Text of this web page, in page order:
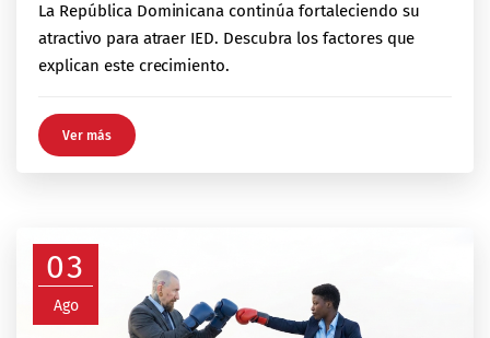
La República Dominicana continúa fortaleciendo su
atractivo para atraer IED. Descubra los factores que
explican este crecimiento.
Ver más
03
Ago